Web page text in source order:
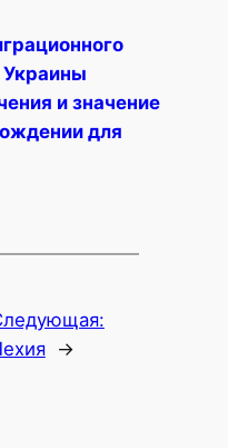
Украины
и значение
для
→